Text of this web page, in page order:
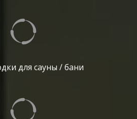
для сауны / бани